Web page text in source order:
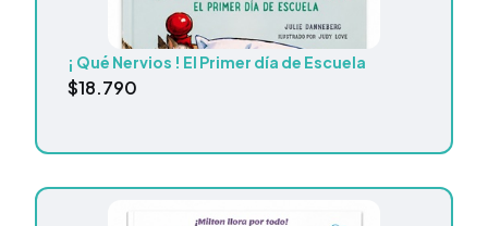
¡ Qué Nervios ! El Primer día de Escuela
$18.790